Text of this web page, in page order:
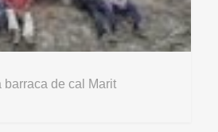
barraca de cal Marit